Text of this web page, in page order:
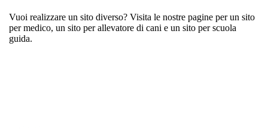
Vuoi realizzare un sito diverso? Visita le nostre pagine perun sito
per medico, un sito per allevatore di cani e un sito per scuola
guida.